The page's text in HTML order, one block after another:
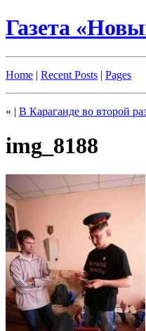
Газета
Home | Recent Posts | Pages
« | В Караганде во второй
img_8188